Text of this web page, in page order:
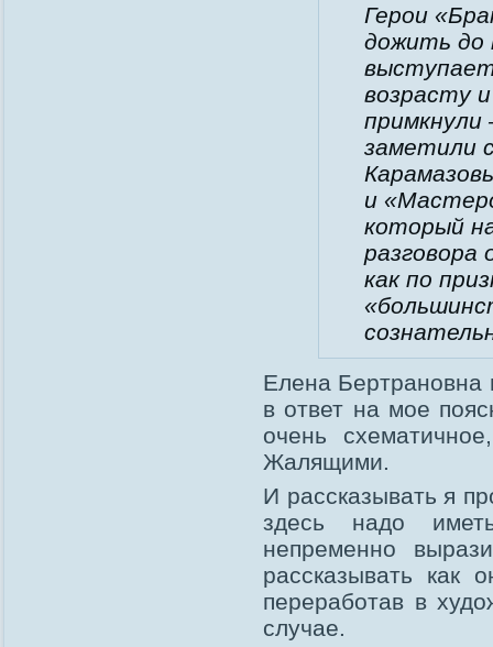
Герои
дожить до
возрасту
заметили
и
который
разговора
как по
Елена Бертрановна
в ответ на мое
очень
Жалящими.
И рассказывать я
здесь надо
непременно
рассказывать как
переработав в
случае.